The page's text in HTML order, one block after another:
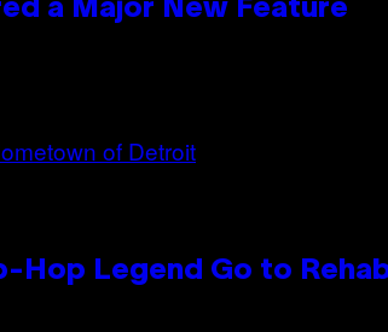
a Major New Feature
Hop Legend Go to